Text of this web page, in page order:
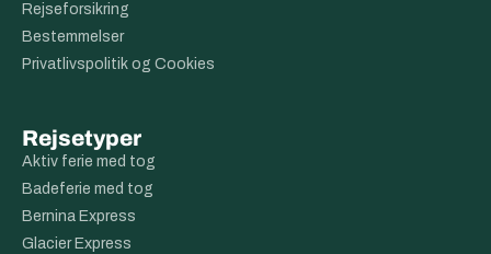
Rejseforsikring
Bestemmelser
Privatlivspolitik og Cookies
Rejsetyper
Aktiv ferie med tog
Badeferie med tog
Bernina Express
Glacier Express